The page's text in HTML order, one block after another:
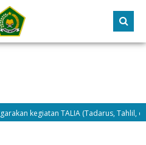
TALIA (Tadarus, Tahlil, dan
Selasa (14/7/2026) difokuskan pada